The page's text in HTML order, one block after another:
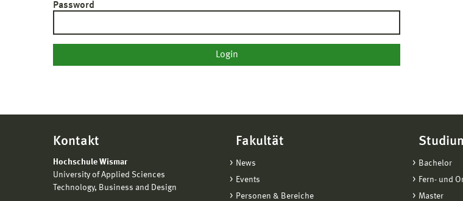
Password
Kontakt
Hochschule Wismar
University of Applied Sciences
Technology, Business and Design
Fakultät
News
Events
Personen & Bereiche
Bachelor
Fern- und
Master